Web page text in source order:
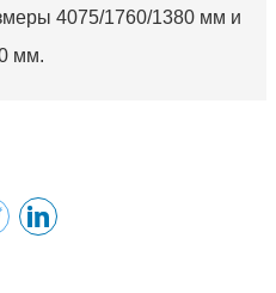
4075/1760/1380 мм и
мм.